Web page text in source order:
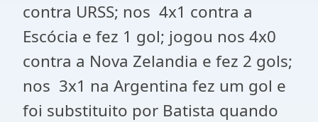
contra URSS; nos 4x1 contra a
Escócia e fez 1 gol; jogou nos 4x0
contra a Nova Zelandia e fez 2 gols;
nos 3x1 na Argentina fez um gol e
foi substituito por Batista quando